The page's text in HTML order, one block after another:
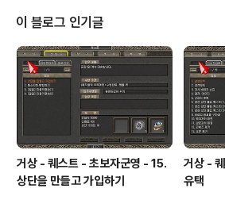
를 찾아보자면 공원(Park) + 골프(Golf) = Park Golf
(파크골프)로 만들어졌으며, 뜻에서 알 수 있듯이 공원
즐길 수 있는 간단한 형태의 골프를 말한다. 파크골프
83년 일본 홋카이도 동부 마쿠베츠에서 탄생했으며,
의 파크골프장은 마쿠베츠강가에 위치한 진달래 코스
1986년마쿠베츠에서 파크골..
이 블로그 인기글
거상 - 퀘스트 - 초보자군영 - 15.
상단을 만들고 가입하기
거상 -
유택